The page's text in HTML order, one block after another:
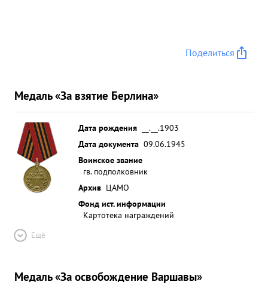
уничтожено более 1 ООО солдат и офицеров
малыми ...»
Поделиться
Медаль «За взятие Берлина»
Дата рождения
__.__.1903
Дата документа 09.06.1945
Воинское звание
гв. подполковник
Архив ЦАМО
Фонд ист. информации
Картотека награждений
Ещё
Медаль «За освобождение Варшавы»